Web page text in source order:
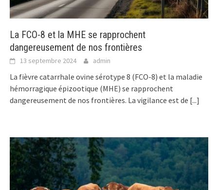
La FCO-8 et la MHE se rapprochent
dangereusement de nos frontières
13 septembre 2024 admin
La fièvre catarrhale ovine sérotype 8 (FCO-8) et la maladie
hémorragique épizootique (MHE) se rapprochent
dangereusement de nos frontières. La vigilance est de [...]